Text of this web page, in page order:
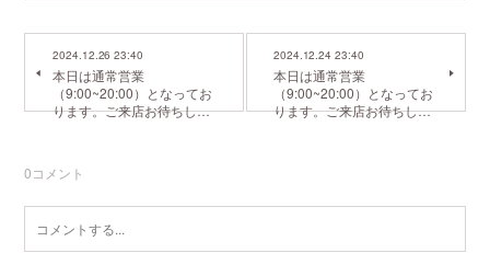
2024.12.26 23:40
本日は通常営業
（9:00~20:00）となってお
ります。ご来店お待ちし…
2024.12.24 23:40
本日は通常営業
（9:00~20:00）となってお
ります。ご来店お待ちし…
0コメント